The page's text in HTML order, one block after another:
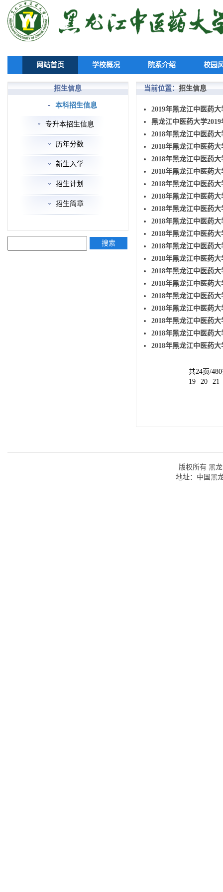
网站首页 学校概况 院系介绍 校园
招生信息
本科招生信息
专升本招生信息
历年分数
新生入学
招生计划
招生简章
搜索
当前位置： 招生信息
2019年黑龙江中医药
黑龙江中医药大学
2018年黑龙江中医药
2018年黑龙江中医药
2018年黑龙江中医药
2018年黑龙江中医药
2018年黑龙江中医药
2018年黑龙江中医药
2018年黑龙江中医药
2018年黑龙江中医药
2018年黑龙江中医药
2018年黑龙江中医药
2018年黑龙江中医药
2018年黑龙江中医药
2018年黑龙江中医药
2018年黑龙江中医药
2018年黑龙江中医药
2018年黑龙江中医药
2018年黑龙江中医药
2018年黑龙江中医药
共24页/
19
20 21
版权所有 黑
地址：中国黑